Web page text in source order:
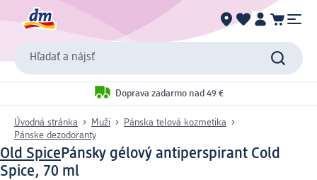
Hľadať a nájsť
Doprava zadarmo nad 49 €
Úvodná stránka Muži
Pánska telová kozmetika
Pánske dezodoranty
Old SpicePánsky gélový antiperspirant Cold
Spice, 70 ml